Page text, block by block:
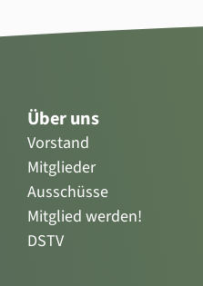
Über uns
Vorstand
Mitglieder
Ausschüsse
Mitglied werden!
DSTV